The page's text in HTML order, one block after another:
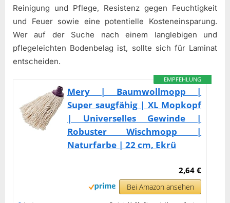
Reinigung und Pflege, Resistenz gegen Feuchtigkeit
und Feuer sowie eine potentielle Kosteneinsparung.
Wer auf der Suche nach einem langlebigen und
pflegeleichten Bodenbelag ist, sollte sich für Laminat
entscheiden.
EMPFEHLUNG
Mery | Baumwollmopp |
Super saugfähig | XL Mopkopf
| Universelles Gewinde |
Robuster Wischmopp |
Naturfarbe | 22 cm, Ekrü
2,64 €
Bei Amazon ansehen